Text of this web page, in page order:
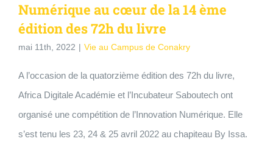
Numérique au cœur de la 14 ème
édition des 72h du livre
mai 11th, 2022 | Vie au Campus de Conakry
A l’occasion de la quatorzième édition des 72h du livre,
Africa Digitale Académie et l’Incubateur Saboutech ont
organisé une compétition de l’Innovation Numérique. Elle
s’est tenu les 23, 24 & 25 avril 2022 au chapiteau By Issa.